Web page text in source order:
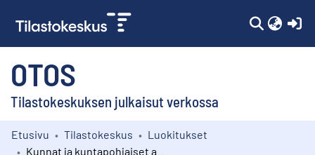
OTOS
Tilastokeskuksen julkaisut verkossa
Kokoelmat
Etusivu Tilastokeskus
Luokitukset